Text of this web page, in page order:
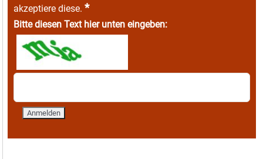
akzeptiere diese. *
Bitte diesen Text hier unten eingeben: